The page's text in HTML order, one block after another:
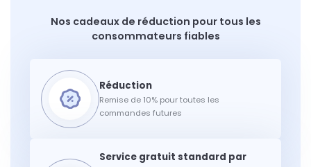
Nos cadeaux de réduction pour tous les
consommateurs fiables
Remise de 10% pour toutes les
commandes futures